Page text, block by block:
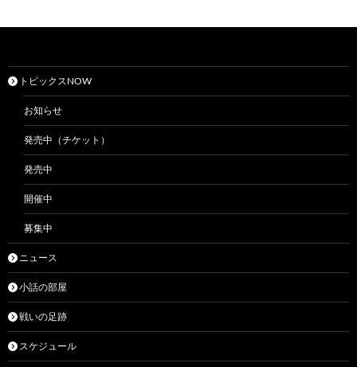
トピックスNOW
お知らせ
発売中（チケット）
発売中
開催中
募集中
ニュース
小話の部屋
戦いの足跡
スケジュール